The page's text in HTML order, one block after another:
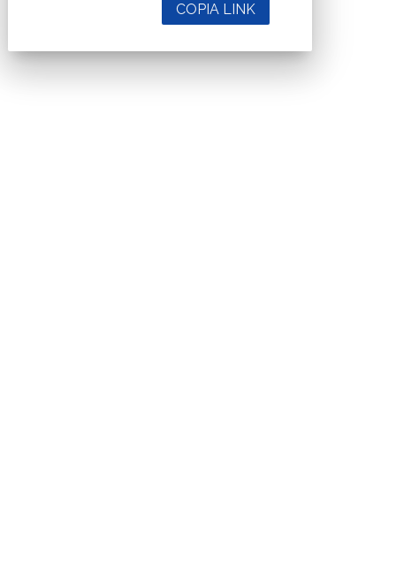
COPIA LINK